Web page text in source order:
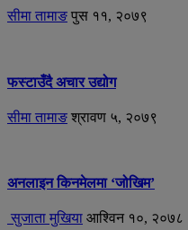
सीमा तामाङ पुस ११, २०७९
फस्टाउँदै अचार उद्योग
सीमा तामाङ श्रावण ५, २०७९
अनलाइन किनमेलमा ‘जोखिम’
सुजाता मुखिया आश्विन १०, २०७८